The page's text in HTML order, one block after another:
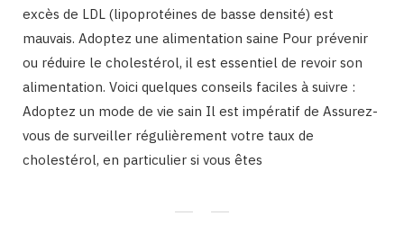
excès de LDL (lipoprotéines de basse densité) est
mauvais. Adoptez une alimentation saine Pour prévenir
ou réduire le cholestérol, il est essentiel de revoir son
alimentation. Voici quelques conseils faciles à suivre :
Adoptez un mode de vie sain Il est impératif de Assurez-
vous de surveiller régulièrement votre taux de
cholestérol, en particulier si vous êtes